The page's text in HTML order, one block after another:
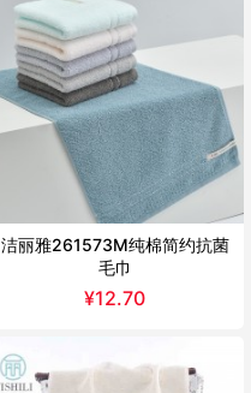
洁丽雅261573M纯棉简约抗菌
毛巾
¥12.70